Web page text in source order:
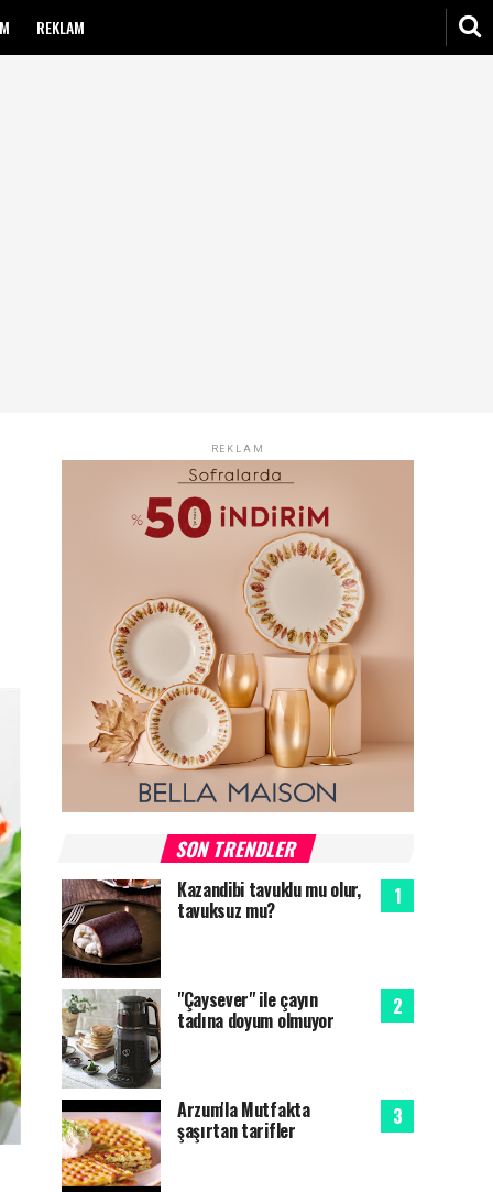
REKLAM
REKLAM
SON TRENDLER
Kazandibi tavuklu mu olur,
tavuksuz mu?
"Çaysever" ile çayın
tadına doyum olmuyor
Arzum'la Mutfakta
şaşırtan tarifler